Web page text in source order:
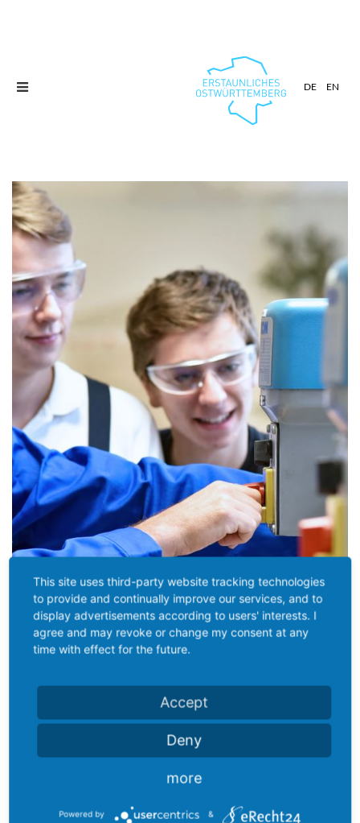
Toggle
DE EN
HANDWERKER WERDEN UND
This site uses third-party website tracking technologies
to provide and continually improve our services, and to
display advertisements according to users' interests. I
agree and may revoke or change my consent at any
time with effect for the future.
Accept
Deny
more
Powered by &